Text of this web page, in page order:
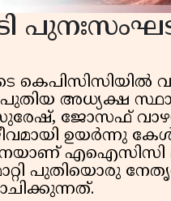
അധ്യക്ഷ
സുരേഷ്, ജോസഫ്
ഉയർന്നു
എഐസിസി
പുതിയൊരു